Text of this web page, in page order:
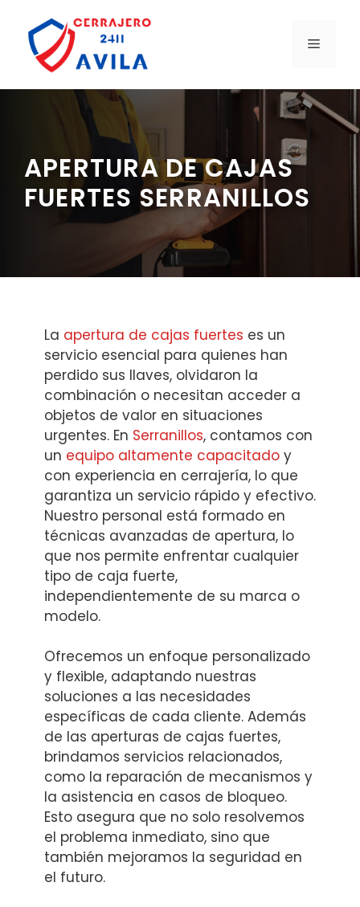
contenido
MENÚ
APERTURA DE CAJAS
FUERTES SERRANILLOS
La apertura de cajas fuertes es un
servicio esencial para quienes han
perdido sus llaves, olvidaron la
combinación o necesitan acceder a
objetos de valor en situaciones
urgentes. En Serranillos, contamos con
un equipo altamente capacitado y
con experiencia en cerrajería, lo que
garantiza un servicio rápido y efectivo.
Nuestro personal está formado en
técnicas avanzadas de apertura, lo
que nos permite enfrentar cualquier
tipo de caja fuerte,
independientemente de su marca o
modelo.
Ofrecemos un enfoque personalizado
y flexible, adaptando nuestras
soluciones a las necesidades
específicas de cada cliente. Además
de las aperturas de cajas fuertes,
brindamos servicios relacionados,
como la reparación de mecanismos y
la asistencia en casos de bloqueo.
Esto asegura que no solo resolvemos
el problema inmediato, sino que
también mejoramos la seguridad en
el futuro.